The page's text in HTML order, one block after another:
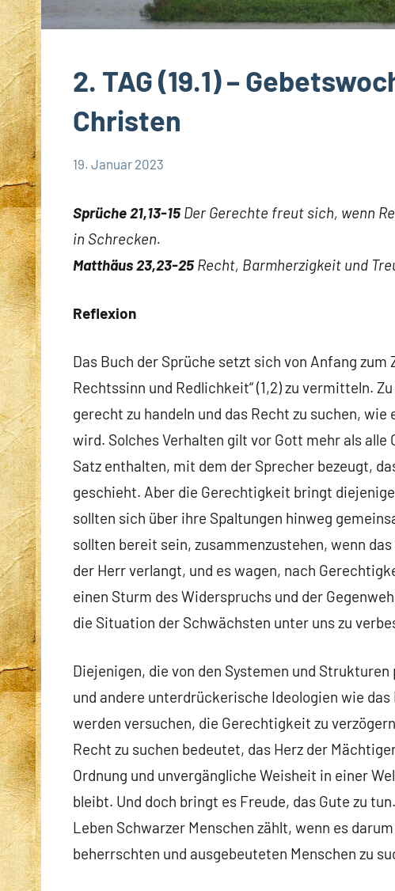
2. TAG (19.1) –
Christen
19. Januar 2023
Sprüche 21,13-15 Der Gerechte freut sich, wenn
in Schrecken.
Matthäus 23,23-25 Recht, Barmherzigkeit und
Reflexion
Das Buch der Sprüche setzt sich von Anfang
Rechtssinn und Redlichkeit“ (1,2) zu vermitteln.
gerecht zu handeln und das Recht zu suchen,
wird. Solches Verhalten gilt vor Gott mehr als
Satz enthalten, mit dem der Sprecher bezeugt,
geschieht. Aber die Gerechtigkeit bringt
sollten sich über ihre Spaltungen hinweg
sollten bereit sein, zusammenzustehen, wenn
der Herr verlangt, und es wagen, nach
einen Sturm des Widerspruchs und der
die Situation der Schwächsten unter uns zu
Diejenigen, die von den Systemen und
und andere unterdrückerische Ideologien wie
werden versuchen, die Gerechtigkeit zu
Recht zu suchen bedeutet, das Herz der
Ordnung und unvergängliche Weisheit in einer
bleibt. Und doch bringt es Freude, das Gute zu
Leben Schwarzer Menschen zählt, wenn es
beherrschten und ausgebeuteten Menschen zu